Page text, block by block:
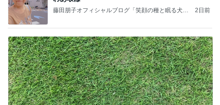
藤田朋子オフィシャルブログ「笑顔の種と眠る犬」
2日前